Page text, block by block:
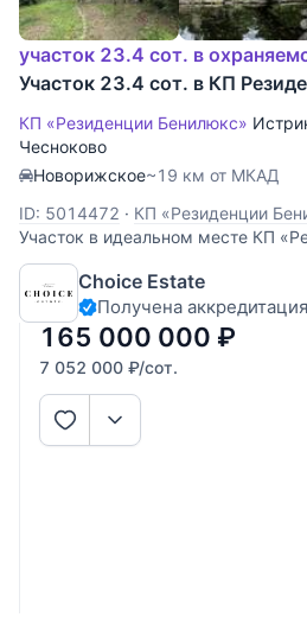
участок 23.4 сот. в
Участок 23.4 сот. в КП
КП «Резиденции Бенилюкс»
Чесноково
Новорижское~19 км от МКАД
ID: 5014472 · КП «Резиденции
Участок в идеальном месте КП
котором вы сможете построить
реализовать девелоперский
коттеджный посёлок в котором
соседи, очень много больших
Choice Estate
Получена аккредитация
165 000 000 ₽
7 052 000 ₽/сот.